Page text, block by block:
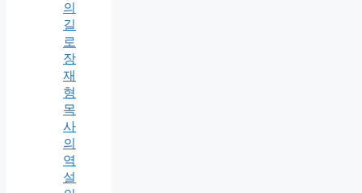
의
길
로
장
재
형
목
사
의
역
설